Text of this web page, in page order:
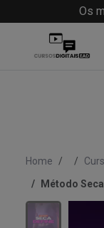
Os
Home
Método